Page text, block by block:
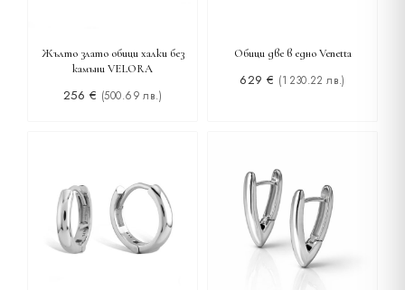
Жълто злато обици халки без
камъни VELORA
256 € (500.69 лв.)
Обици две в едно Venetta
629 € (1 230.22 лв.)